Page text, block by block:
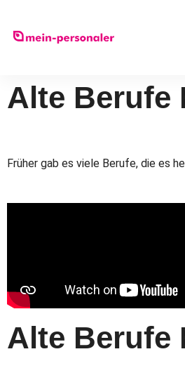
Alte Berufe
Früher gab es viele Berufe, die es
Alte Berufe